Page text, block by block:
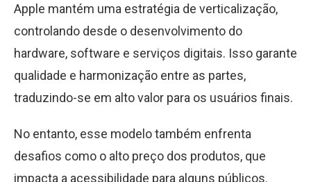
Apple mantém uma estratégia de verticalização,
controlando desde o desenvolvimento do
hardware, software e serviços digitais. Isso garante
qualidade e harmonização entre as partes,
traduzindo-se em alto valor para os usuários finais.
No entanto, esse modelo também enfrenta
desafios como o alto preço dos produtos, que
impacta a acessibilidade para alguns públicos.